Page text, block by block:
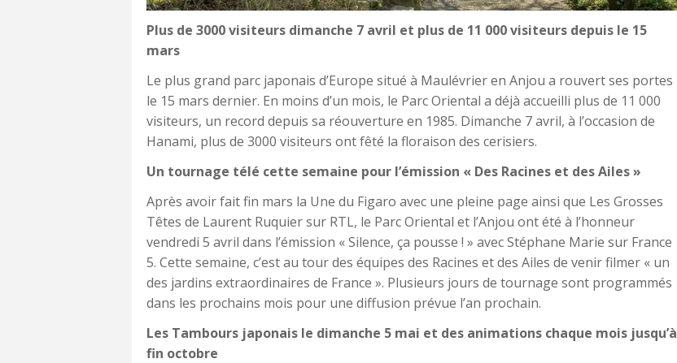
Plus de 3000 visiteurs dimanche 7 avril et plus de 11 000 visiteurs depuis le 15
mars
Le plus grand parc japonais d’Europe situé à Maulévrier en Anjou a rouvert ses portes
le 15 mars dernier. En moins d’un mois, le Parc Oriental a déjà accueilli plus de 11 000
visiteurs, un record depuis sa réouverture en 1985. Dimanche 7 avril, à l’occasion de
Hanami, plus de 3000 visiteurs ont fêté la floraison des cerisiers.
Un tournage télé cette semaine pour l’émission « Des Racines et des Ailes »
Après avoir fait fin mars la Une du Figaro avec une pleine page ainsi que Les Grosses
Têtes de Laurent Ruquier sur RTL, le Parc Oriental et l’Anjou ont été à l’honneur
vendredi 5 avril dans l’émission « Silence, ça pousse ! » avec Stéphane Marie sur France
5. Cette semaine, c’est au tour des équipes des Racines et des Ailes de venir filmer « un
des jardins extraordinaires de France ». Plusieurs jours de tournage sont programmés
dans les prochains mois pour une diffusion prévue l’an prochain.
Les Tambours japonais le dimanche 5 mai et des animations chaque mois jusqu’à
fin octobre